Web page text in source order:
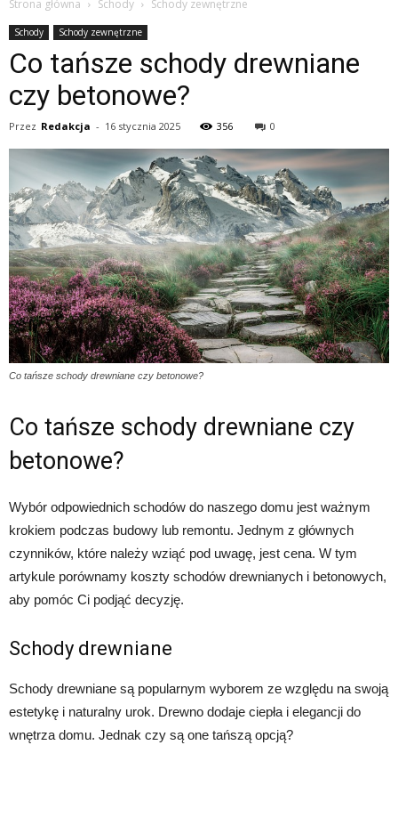
Strona główna Schody Schody zewnętrzne
Schody Schody zewnętrzne
Co tańsze schody drewniane
czy betonowe?
Przez Redakcja - 16 stycznia 2025 356 0
Co tańsze schody drewniane czy betonowe?
Co tańsze schody drewniane czy
betonowe?
Wybór odpowiednich schodów do naszego domu jest ważnym
krokiem podczas budowy lub remontu. Jednym z głównych
czynników, które należy wziąć pod uwagę, jest cena. W tym
artykule porównamy koszty schodów drewnianych i betonowych,
aby pomóc Ci podjąć decyzję.
Schody drewniane
Schody drewniane są popularnym wyborem ze względu na swoją
estetykę i naturalny urok. Drewno dodaje ciepła i elegancji do
wnętrza domu. Jednak czy są one tańszą opcją?